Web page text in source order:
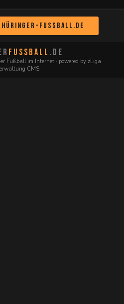
Fussball.de
FUSSBALL .DE
Fußball im Internet · powered by zLiga
CMS